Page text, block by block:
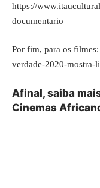
https://
documentario
Por fim, para os filmes:
verdade-2020-mostra-
Afinal, saiba
Cinemas